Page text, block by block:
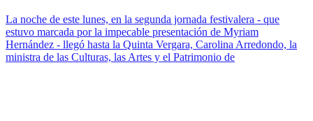
La noche de este lunes, en la segunda jornada festivalera - que
estuvo marcada por la impecable presentación de Myriam
Hernández - llegó hasta la Quinta Vergara, Carolina Arredondo, la
ministra de las Culturas, las Artes y el Patrimonio de